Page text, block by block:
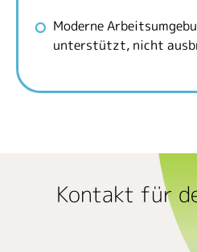
Moderne
unterstützt, nicht
Kontakt für